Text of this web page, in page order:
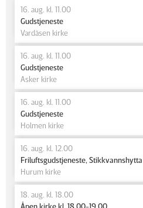
16. aug. kl. 11.00
Gudstjeneste
Vardåsen kirke
16. aug. kl. 11.00
Gudstjeneste
Asker kirke
16. aug. kl. 11.00
Gudstjeneste
Holmen kirke
16. aug. kl. 12.00
Friluftsgudstjeneste, Stikkvannshytta
Hurum kirke
18. aug. kl. 18.00
Åpen kirke kl. 18.00-19.00